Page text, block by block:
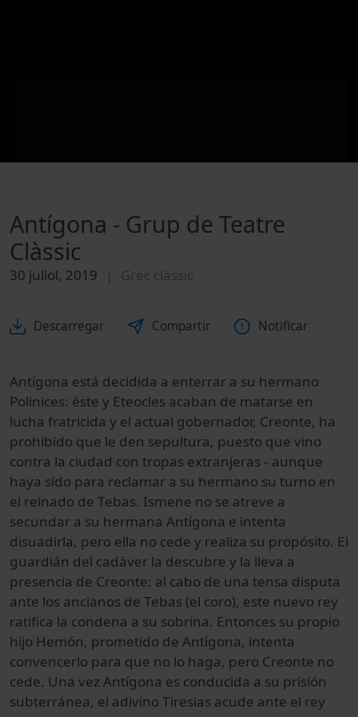
Antígona - Grup de Teatre
Clàssic
30 juliol, 2019 Grec clàssic
Descarregar Compartir Notificar
Antígona está decidida a enterrar a su hermano
Polinices: éste y Eteocles acaban de matarse en
lucha fratricida y el actual gobernador, Creonte, ha
prohibido que le den sepultura, puesto que vino
contra la ciudad con tropas extranjeras - aunque
haya sido para reclamar a su hermano su turno en
el reinado de Tebas. Ismene no se atreve a
secundar a su hermana Antígona e intenta
disuadirla, pero ella no cede y realiza su propósito. El
guardián del cadáver la descubre y la lleva a
presencia de Creonte: al cabo de una tensa disputa
ante los ancianos de Tebas (el coro), este nuevo rey
ratifica la condena a su sobrina. Entonces su propio
hijo Hemón, prometido de Antígona, intenta
convencerlo para que no lo haga, pero Creonte no
cede. Una vez Antígona es conducida a su prisión
subterránea, el adivino Tiresias acude ante el rey